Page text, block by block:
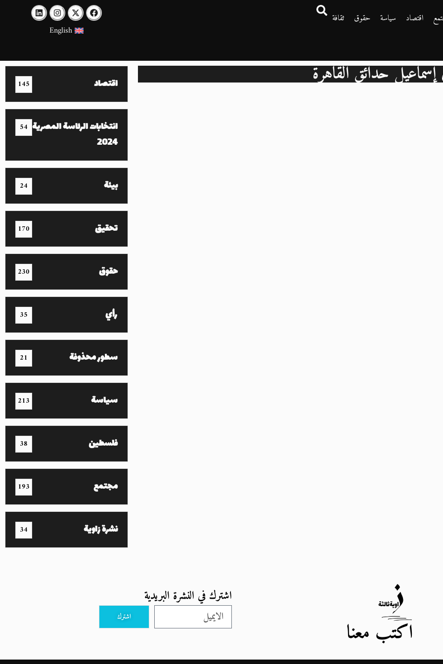
اقتصاد سياسة حقوق
ثقافة
English
حدائق القاهرة اقتصاد 145
انتخابات الرئاسة المصرية
2024
54
بيئة 24
تحقيق 170
حقوق 230
رأي 35
سطور محذوفة 21
سياسة 213
فلسطين 38
مجتمع 193
نشرة زاوية 34
اكتب معنا
اشترك في النشرة البريدية
اشترك